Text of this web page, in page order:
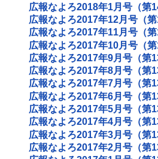
広報なよろ2018年1月号（第
広報なよろ2017年12月号（第
広報なよろ2017年11月号（第
広報なよろ2017年10月号（第
広報なよろ2017年9月号（第
広報なよろ2017年8月号（第
広報なよろ2017年7月号（第
広報なよろ2017年6月号（第
広報なよろ2017年5月号（第
広報なよろ2017年4月号（第
広報なよろ2017年3月号（第
広報なよろ2017年2月号（第